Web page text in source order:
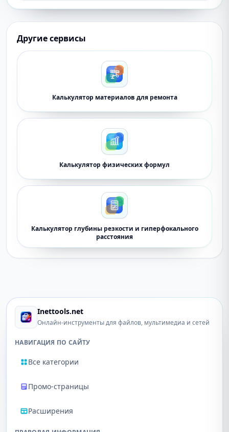
Другие сервисы
Калькулятор материалов для ремонта
Калькулятор физических формул
Калькулятор глубины резкости и гиперфокального
расстояния
Inettools.net
Онлайн-инструменты для файлов, мультимедиа и сетей
НАВИГАЦИЯ ПО САЙТУ
Все категории
Промо-страницы
Расширения